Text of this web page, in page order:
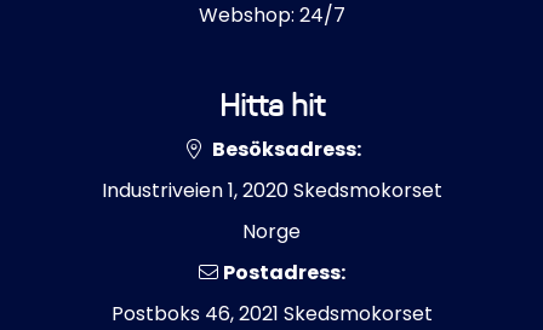
Webshop: 24/7
Hitta hit
Besöksadress:
Industriveien 1, 2020 Skedsmokorset
Norge
Postadress:
Postboks 46, 2021 Skedsmokorset